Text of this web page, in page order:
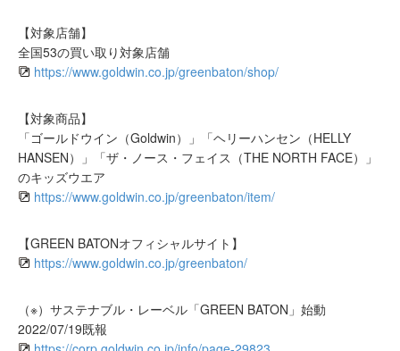
【対象店舗】
全国53の買い取り対象店舗
https://www.goldwin.co.jp/greenbaton/shop/
【対象商品】
「ゴールドウイン（Goldwin）」「ヘリーハンセン（HELLY
HANSEN）」「ザ・ノース・フェイス（THE NORTH FACE）」
のキッズウエア
https://www.goldwin.co.jp/greenbaton/item/
【GREEN BATONオフィシャルサイト】
https://www.goldwin.co.jp/greenbaton/
（※）サステナブル・レーベル「GREEN BATON」始動
2022/07/19既報